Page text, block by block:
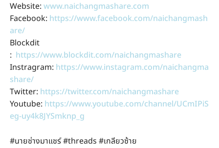
Website: www.naichangmashare.com
Facebook: https://www.facebook.com/naichangmash
are/
Blockdit
: https://www.blockdit.com/naichangmashare
Instragram: https://www.instagram.com/naichangma
share/
Twitter: https://twitter.com/naichangmashare
Youtube: https://www.youtube.com/channel/UCmIPiS
eg-uy4k8JYSmknp_g
#นายช่างมาแชร์ #threads #เกลียวซ้าย